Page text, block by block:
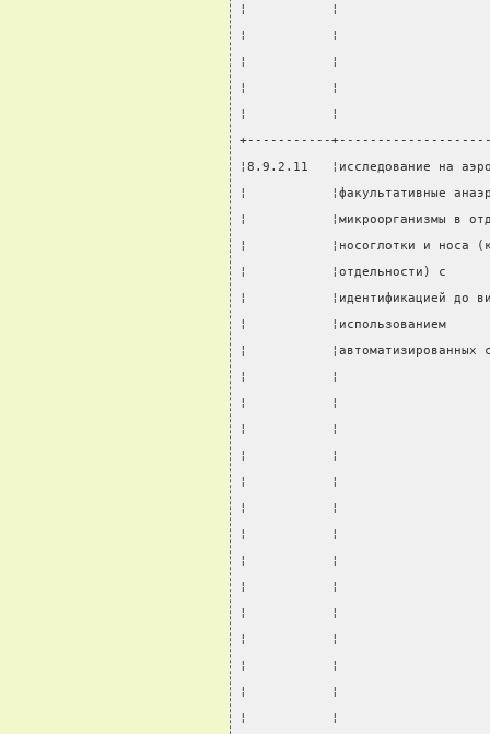
¦           ¦
¦           ¦
¦           ¦
¦           ¦
¦           ¦
+-----------
¦8.9.2.11   ¦исследование на
¦           ¦факультативные
¦           ¦микроорганизмы в
¦           ¦носоглотки и носа
¦           ¦отдельности) с
¦           ¦идентификацией
¦           ¦использованием
¦
¦           ¦
¦           ¦
¦           ¦
¦           ¦
¦           ¦
¦           ¦
¦           ¦
¦           ¦
¦           ¦
¦           ¦
¦           ¦
¦           ¦
¦           ¦
¦           ¦